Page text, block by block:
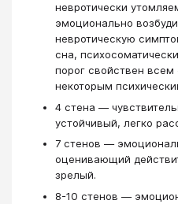
невротически
эмоционально
невротическую
сна,
порог свойствен
некоторым
4 стена —
устойчивый, легко
7 стенов —
оценивающий
зрелый.
8-10 стенов —